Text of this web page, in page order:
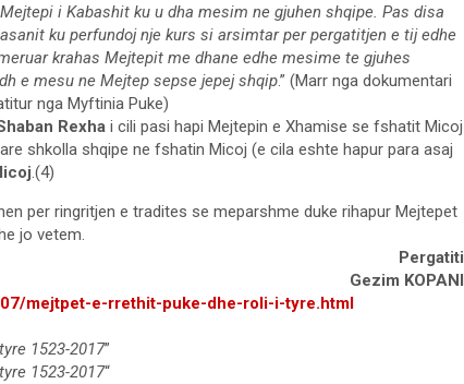
i Kabashit ku u dha mesim ne gjuhen shqipe. Pas disa
ku perfundoj nje kurs si arsimtar per pergatitjen e tij edhe
krahas Mejtepit me dhane edhe mesime te gjuhes
e mesu ne Mejtep sepse jepej shqip.” (Marr nga dokumentari
nga Myftinia Puke)
Rexha i cili pasi hapi Mejtepin e Xhamise se fshatit Micoj
shkolla shqipe ne fshatin Micoj (e cila eshte hapur para asaj
.(4)
per ringritjen e tradites se meparshme duke rihapur Mejtepet
jo vetem.
Pergatiti
Gezim KOPANI
mejtpet-e-rrethit-puke-dhe-roli-i-tyre.html
1523-2017”
1523-2017“